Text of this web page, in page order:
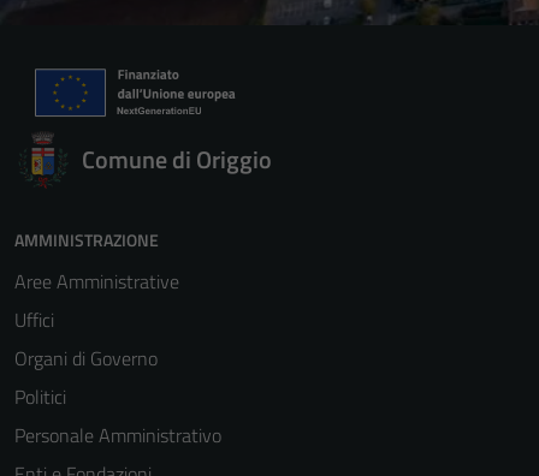
Comune di Origgio
AMMINISTRAZIONE
Aree Amministrative
Uffici
Organi di Governo
Politici
Personale Amministrativo